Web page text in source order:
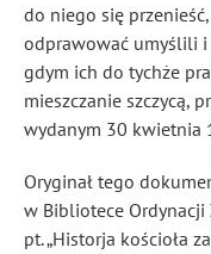
do niego się
odprawować umyślili
gdym ich do tychże
mieszczanie szczycą,
wydanym 30 kwietnia
Oryginał tego
w Bibliotece
pt. „Historja kościoła